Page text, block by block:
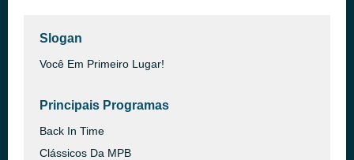
Slogan
Você Em Primeiro Lugar!
Principais Programas
Back In Time
Clássicos Da MPB